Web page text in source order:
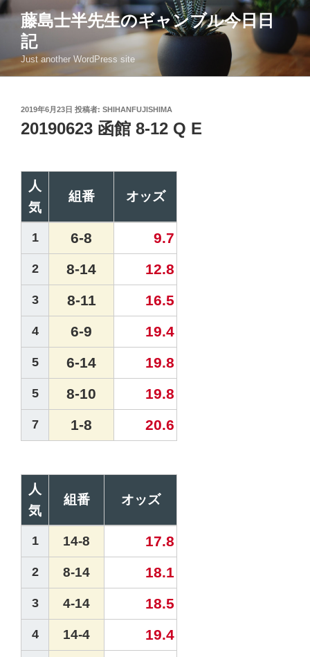
コ
ン
ツ
藤島士半先生のギャンブル今日日
記
Just another WordPress site
投
稿
日:
2019年6月23日 投稿者: SHIHANFUJISHIMA
20190623 函館 8-12 Q E
人
気
組番 オッズ
1 6-8 9.7
2 8-14 12.8
3 8-11 16.5
4 6-9 19.4
5 6-14 19.8
5 8-10 19.8
7 1-8 20.6
人
気
組番 オッズ
1 14-8 17.8
2 8-14 18.1
3 4-14 18.5
4 14-4 19.4